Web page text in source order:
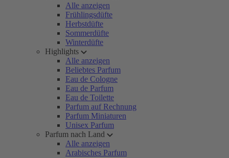
Alle anzeigen
Frühlingsdüfte
Herbstdüfte
Sommerdüfte
Winterdüfte
Highlights
Alle anzeigen
Beliebtes Parfum
Eau de Cologne
Eau de Parfum
Eau de Toilette
Parfum auf Rechnung
Parfum Miniaturen
Unisex Parfum
Parfum nach Land
Alle anzeigen
Arabisches Parfum